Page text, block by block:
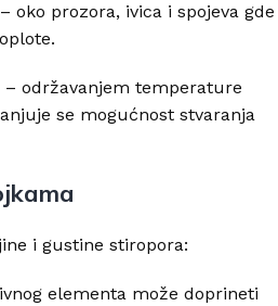
oko prozora, ivica i spojeva gde
– održavanjem temperature
se mogućnost stvaranja
i gustine stiropora:
elementa može doprineti